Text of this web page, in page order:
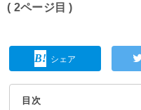
( 2ページ目 )
シェア
目次